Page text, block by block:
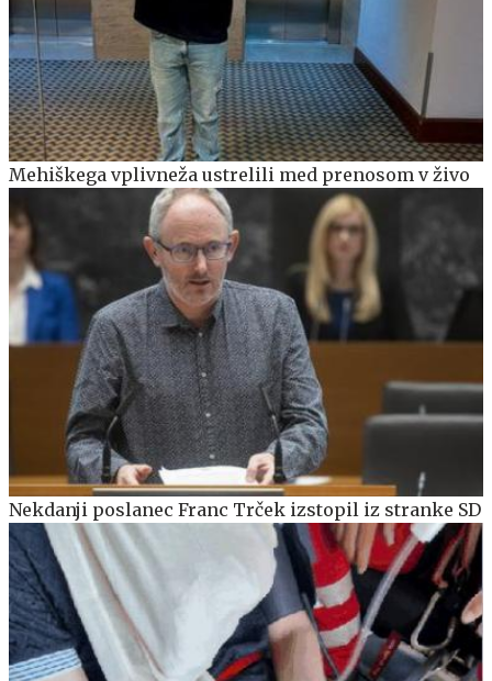
Mehiškega vplivneža ustrelili med prenosom v živo
Nekdanji poslanec Franc Trček izstopil iz stranke SD